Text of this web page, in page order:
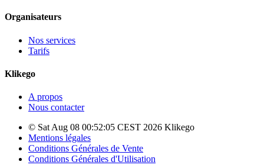
Organisateurs
Nos services
Tarifs
Klikego
A propos
Nous contacter
© Sat Aug 08 00:52:05 CEST 2026 Klikego
Mentions légales
Conditions Générales de Vente
Conditions Générales d'Utilisation